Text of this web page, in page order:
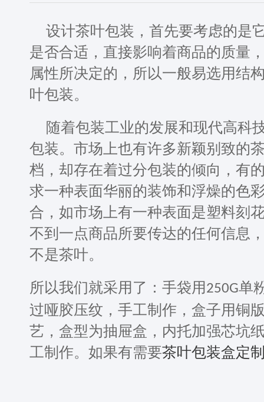
设计茶叶包装，首先要考虑的是
是否合适，直接影响着商品的质量
属性所决定的，所以一般易选用结
叶包装。
随着包装工业的发展和现代高科
包装。市场上也有许多新颖别致的
档，却存在着过分包装的倾向，有
求一种表面华丽的装饰和浮燥的色
合，如市场上有一种表面是塑料刻
不到一点商品所要传达的任何信息
不是茶叶。
所以我们就采用了：手袋用 250G单
过哑胶压纹，手工制作，盒子用铜
艺，盒型为抽屉盒，内托加强芯坑
工制作。如果有需要茶叶包装盒定